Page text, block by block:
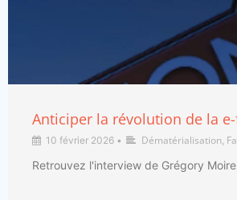
Anticiper la révolution de la
10 février 2026 • Dématérialisation,
Retrouvez l'interview de Grégory